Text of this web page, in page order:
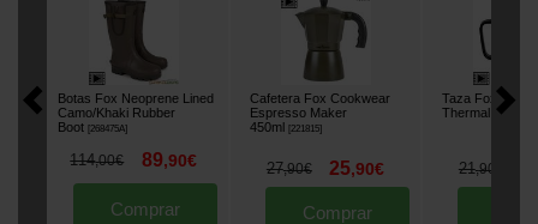
Botas Fox Neoprene Lined
Camo/Khaki Rubber
Boot
268475A]
114,00€ 89,90€
Comprar
Cafetera Fox Cookwear
Espresso Maker
450ml
221815]
27,90€ 25,90€
Comprar
Taza Fox
Thermal Mug
21,90